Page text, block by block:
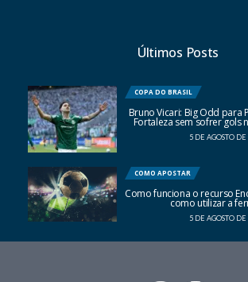
Últimos Posts
COPA DO BRASIL
Bruno Vicari: Big Odd para
Fortaleza sem sofrer gols
5 DE AGOSTO
COMO APOSTAR
Como funciona o recurso
como utilizar a
5 DE AGOSTO